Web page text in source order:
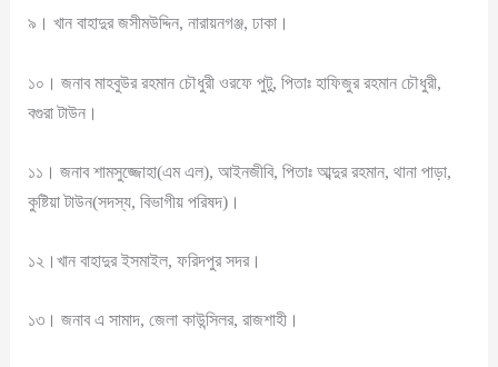
৯। খান বাহাদুর জসীমউদ্দিন, নারায়নগঞ্জ, ঢাকা।
১০। জনাব মাহবুউর রহমান চৌধুরী ওরফে পুটু, পিতাঃ হাফিজুর রহমান চৌধুরী,
বগুরা টাউন।
১১। জনাব শামসুজ্জোহা(এম এল), আইনজীবি, পিতাঃ আব্দুর রহমান, থানা পাড়া,
কুষ্টিয়া টাউন(সদস্য, বিভাগীয় পরিষদ)।
১২।খান বাহাদুর ইসমাইল, ফরিদপুর সদর।
১৩। জনাব এ সামাদ, জেলা কাউন্সিলর, রাজশাহী।